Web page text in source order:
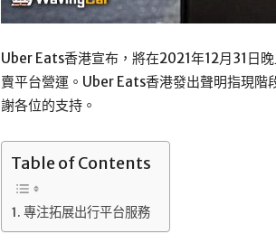
Uber Eats香港宣布，將在2021年12月31日
賣平台營運。Uber Eats香港發出聲明指現階
謝各位的支持。
Table of Contents
專注拓展出行平台服務